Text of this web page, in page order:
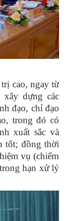
cao, ngay từ
dựng các
đạo, chỉ đạo
, trong đó có
xuất sắc và
tốt; đồng thời
vụ (chiếm
hạn xử lý